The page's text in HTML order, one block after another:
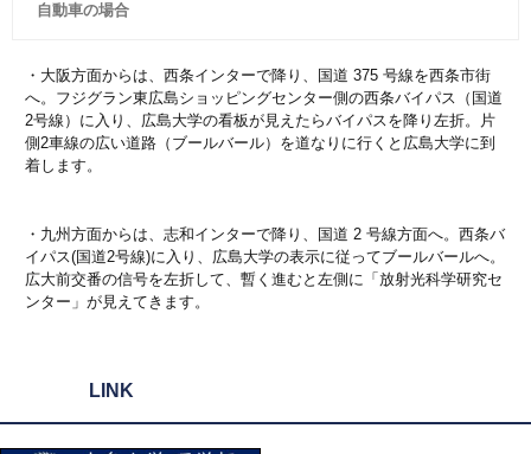
自動車の場合
・大阪方面からは、西条インターで降り、国道 375 号線を西条市街
へ。フジグラン東広島ショッピングセンター側の西条バイパス（国道
2号線）に入り、広島大学の看板が見えたらバイパスを降り左折。片
側2車線の広い道路（ブールバール）を道なりに行くと広島大学に到
着します。
・九州方面からは、志和インターで降り、国道 2 号線方面へ。西条バ
イパス(国道2号線)に入り、広島大学の表示に従ってブールバールへ。
広大前交番の信号を左折して、暫く進むと左側に「放射光科学研究セ
ンター」が見えてきます。
LINK